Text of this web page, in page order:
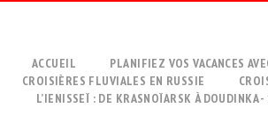
ACCUEIL
PLANIFIEZ VOS VACANCES
CROISIÈRES FLUVIALES EN RUSSIE
L’IENISSEÏ : DE KRASNOÏARSK À DOUDINKA